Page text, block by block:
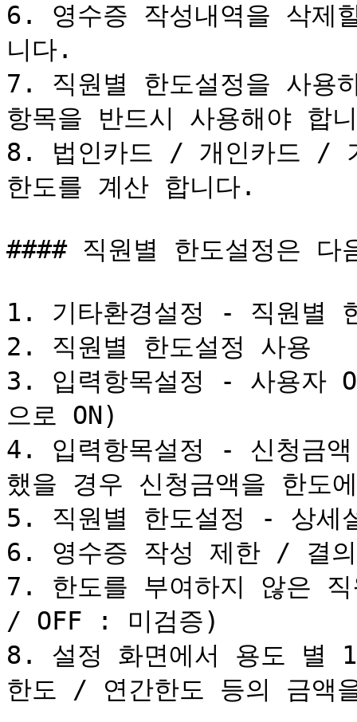
6. 영수증 작성내역을 삭제
니다.
7. 직원별 한도설정을 사용
항목을 반드시 사용해야 합
8. 법인카드 / 개인카드 /
한도를 계산 합니다.
#### 직원별 한도설정은 다
1. 기타환경설정 - 직원별
2. 직원별 한도설정 사용
3. 입력항목설정 - 사용자
으로 ON)
4. 입력항목설정 - 신청금
했을 경우 신청금액을 한도
5. 직원별 한도설정 - 상세
6. 영수증 작성 제한 / 결
7. 한도를 부여하지 않은
/ OFF : 미검증)
8. 설정 화면에서 용도 별
한도 / 연간한도 등의 금액